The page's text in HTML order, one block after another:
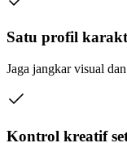
Satu profil
Jaga jangkar visual
Kontrol kreatif